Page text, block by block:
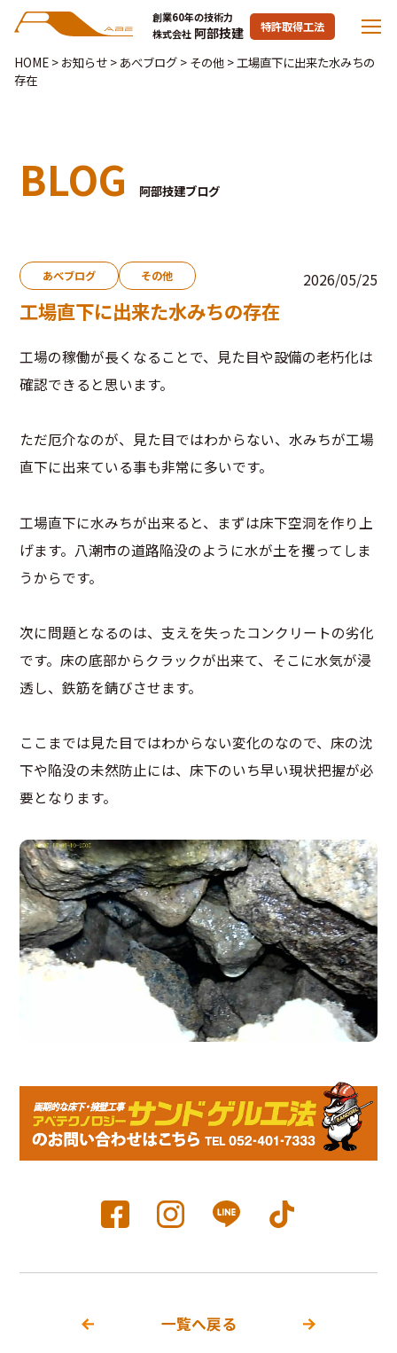
創業60年の技術力
株式会社 阿部技建 特許取得工法
HOME> お知らせ> あべブログ> その他>工場直下に出来た水みちの
存在
BLOG 阿部技建ブログ
あべブログ その他 2026/05/25
工場直下に出来た水みちの存在
工場の稼働が長くなることで、見た目や設備の老朽化は
確認できると思います。
ただ厄介なのが、見た目ではわからない、水みちが工場
直下に出来ている事も非常に多いです。
工場直下に水みちが出来ると、まずは床下空洞を作り上
げます。八潮市の道路陥没のように水が土を攫ってしま
うからです。
次に問題となるのは、支えを失ったコンクリートの劣化
です。床の底部からクラックが出来て、そこに水気が浸
透し、鉄筋を錆びさせます。
ここまでは見た目ではわからない変化のなので、床の沈
下や陥没の未然防止には、床下のいち早い現状把握が必
要となります。
一覧へ戻る